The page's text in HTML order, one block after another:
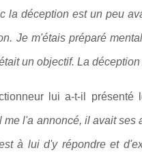
la déception est un peu
Je m'étais préparé
un objectif. La
lui a-t-il
l'a annoncé, il avait ses
à lui d'y répondre et